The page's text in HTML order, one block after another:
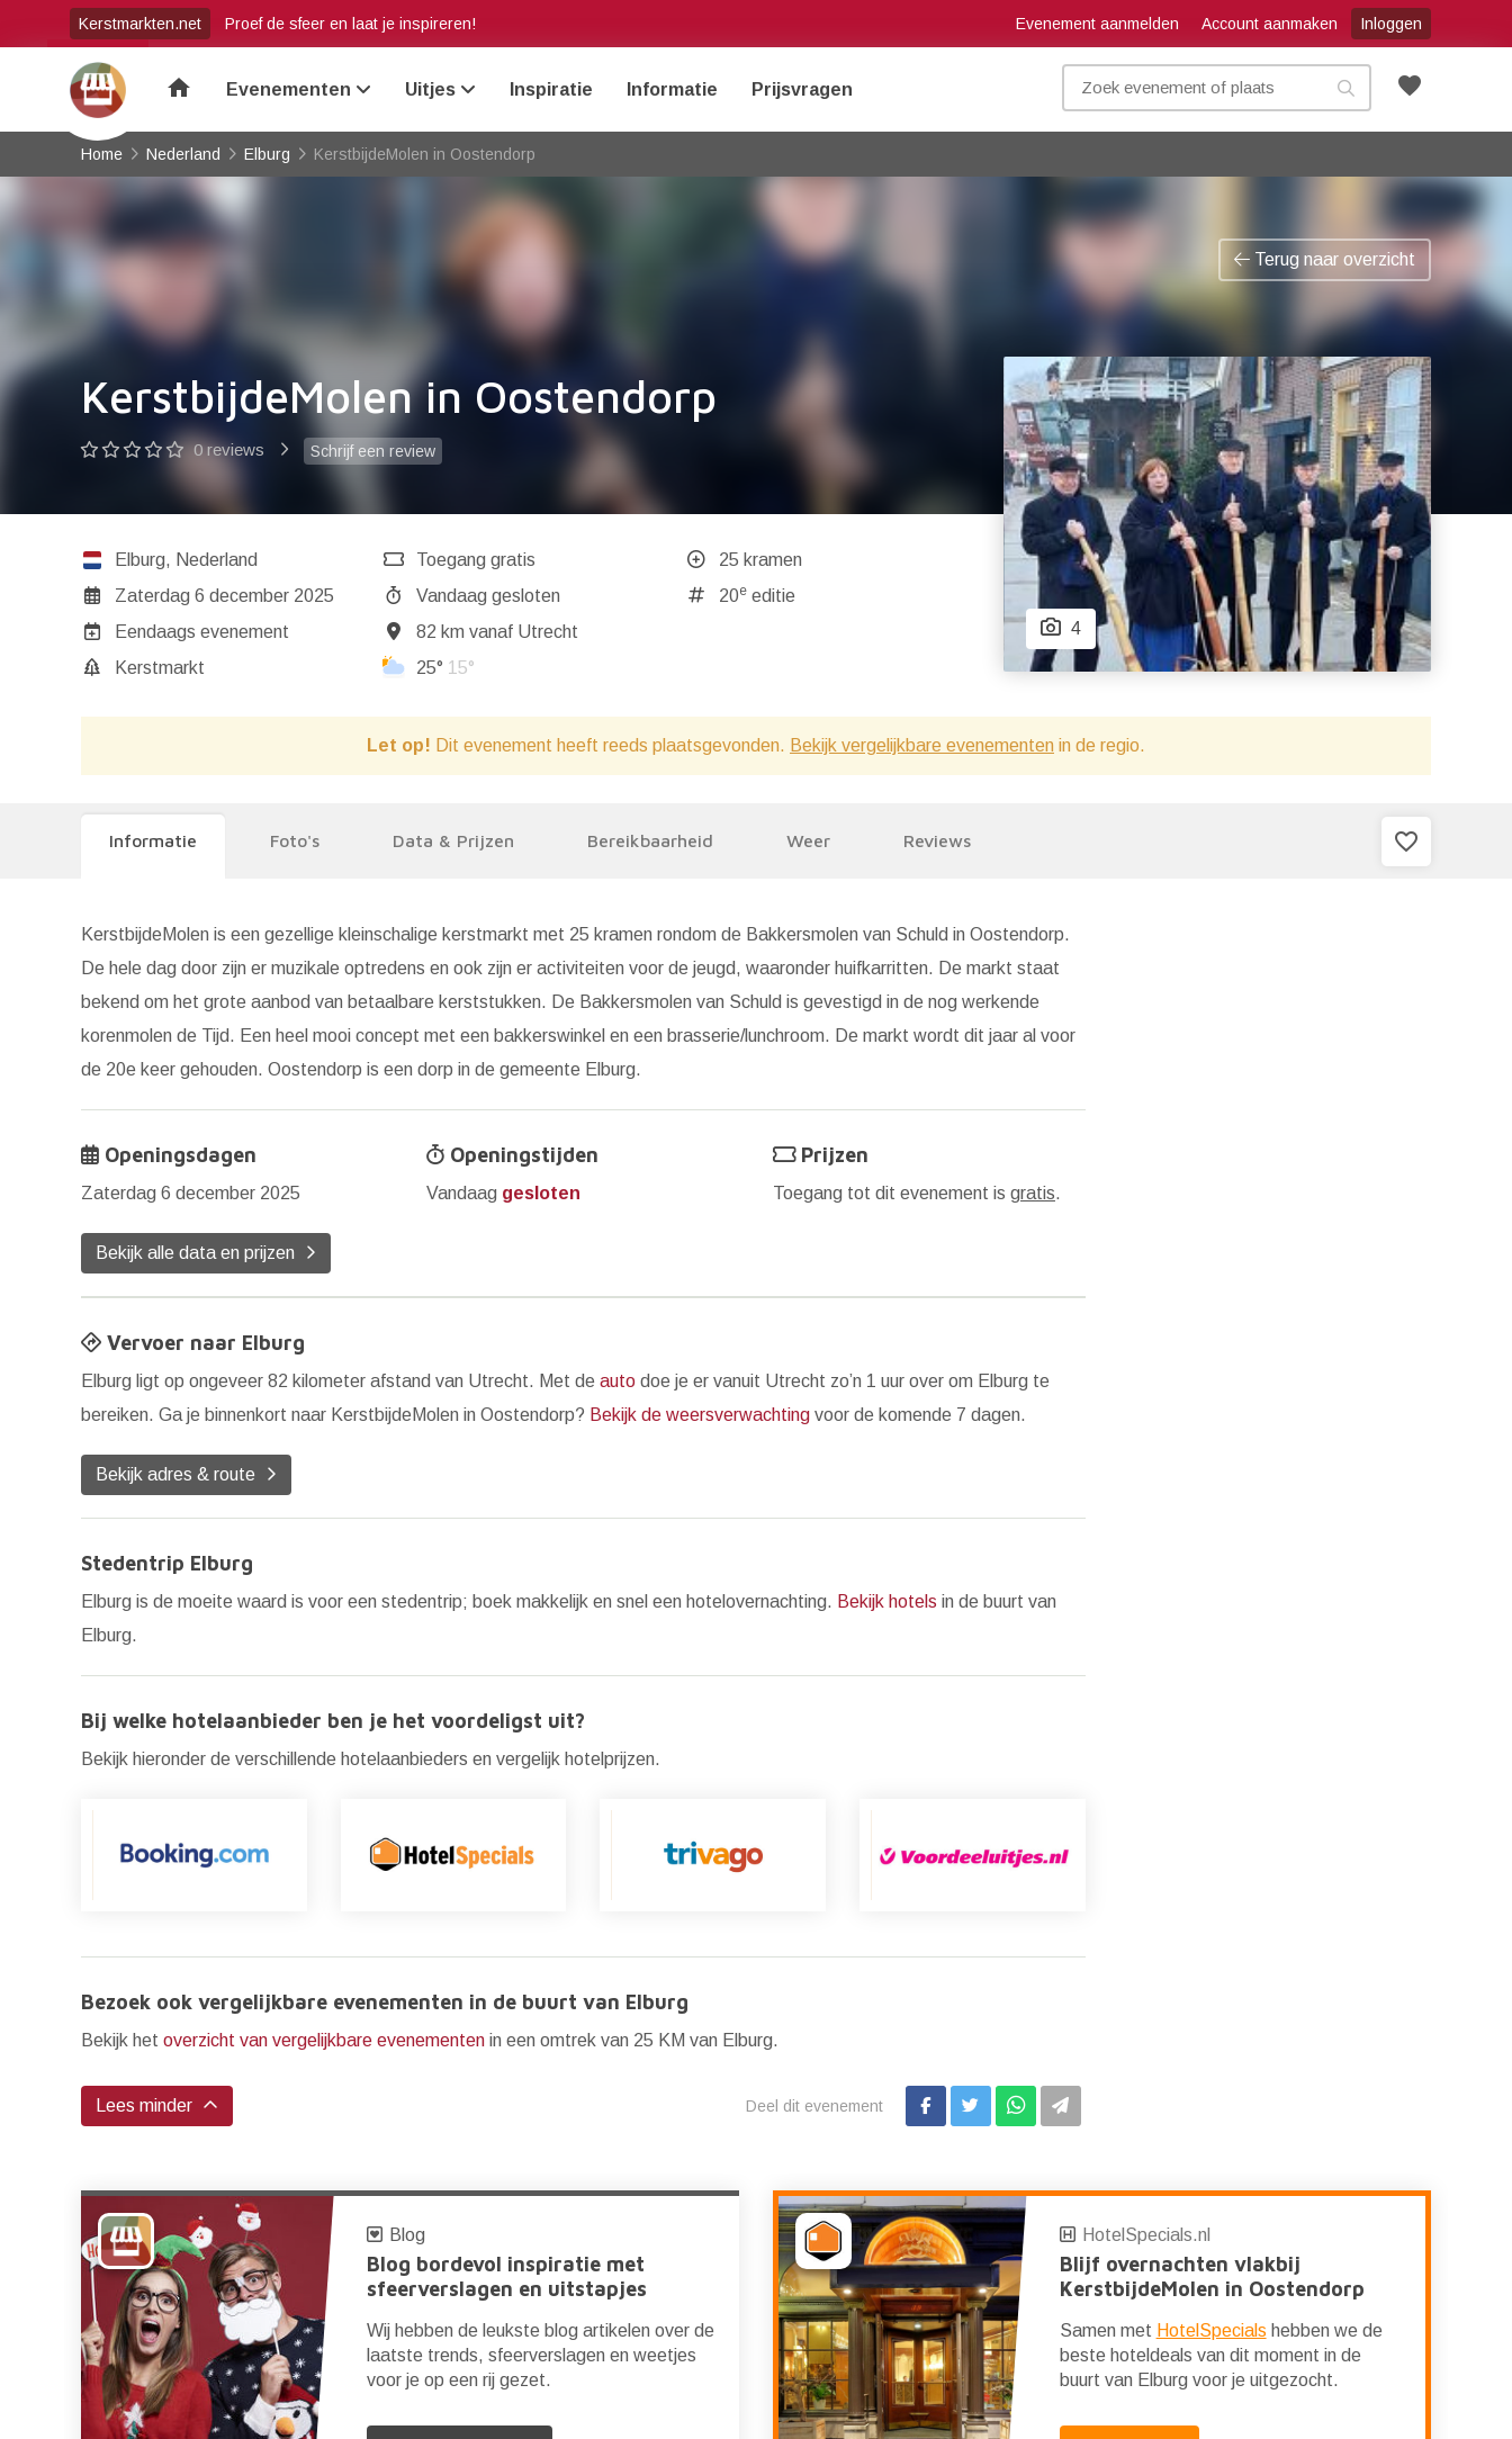
Kerstmarkten.net Proef de sfeer en laat je inspireren! Evenement aanmelden Account aanmaken Inloggen
favorite
home Evenementen Uitjes Inspiratie Informatie Prijsvragen
Home Nederland Elburg KerstbijdeMolen in Oostendorp
Terug naar overzicht
KerstbijdeMolen in Oostendorp
0 reviews Schrijf een review
Elburg, Nederland
Zaterdag 6 december 2025
Eendaags evenement
Kerstmarkt
Toegang gratis
Vandaag gesloten
82 km vanaf Utrecht
25° 15°
25 kramen
20eeditie
4
Let op! Dit evenement heeft reeds plaatsgevonden. Bekijk vergelijkbare evenementen in de regio.
Informatie Foto's Data & Prijzen Bereikbaarheid Weer Reviews favorite_border
KerstbijdeMolen is een gezellige kleinschalige kerstmarkt met 25 kramen rondom de Bakkersmolen van Schuld in Oostendorp.
De hele dag door zijn er muzikale optredens en ook zijn er activiteiten voor de jeugd, waaronder huifkarritten. De markt staat
bekend om het grote aanbod van betaalbare kerststukken. De Bakkersmolen van Schuld is gevestigd in de nog werkende
korenmolen de Tijd. Een heel mooi concept met een bakkerswinkel en een brasserie/lunchroom. De markt wordt dit jaar al voor
de 20e keer gehouden. Oostendorp is een dorp in de gemeente Elburg.
Openingsdagen
Zaterdag 6 december 2025
Openingstijden
Vandaag gesloten
Prijzen
Toegang tot dit evenement is gratis.
Bekijk alle data en prijzen
Vervoer naar Elburg
Elburg ligt op ongeveer 82 kilometer afstand van Utrecht. Met de auto doe je er vanuit Utrecht zo’n 1 uur over om Elburg te
bereiken. Ga je binnenkort naar KerstbijdeMolen in Oostendorp? Bekijk de weersverwachting voor de komende 7 dagen.
Bekijk adres & route
Stedentrip Elburg
Elburg is de moeite waard is voor een stedentrip; boek makkelijk en snel een hotelovernachting. Bekijk hotels in de buurt van
Elburg.
Bij welke hotelaanbieder ben je het voordeligst uit?
Bekijk hieronder de verschillende hotelaanbieders en vergelijk hotelprijzen.
Bezoek ook vergelijkbare evenementen in de buurt van Elburg
Bekijk het overzicht van vergelijkbare evenementen in een omtrek van 25 KM van Elburg.
Lees minder Deel dit evenement
Blog
Blog bordevol inspiratie met
sfeerverslagen en uitstapjes
Wij hebben de leukste blog artikelen over de
laatste trends, sfeerverslagen en weetjes
voor je op een rij gezet.
HotelSpecials.nl
Blijf overnachten vlakbij
KerstbijdeMolen in Oostendorp
Samen met HotelSpecials hebben we de
beste hoteldeals van dit moment in de
buurt van Elburg voor je uitgezocht.